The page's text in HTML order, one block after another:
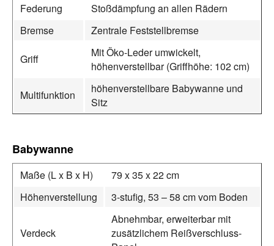
Federung
Stoßdämpfung an allen Rädern
Bremse
Zentrale Feststellbremse
Griff
Mit Öko-Leder umwickelt,
höhenverstellbar (Griffhöhe: 102 cm)
Multifunktion
höhenverstellbare Babywanne und
Sitz
Babywanne
Maße (L x B x H)
79 x 35 x 22 cm
Höhenverstellung
3-stufig, 53 – 58 cm vom Boden
Verdeck
Abnehmbar, erweiterbar mit
zusätzlichem Reißverschluss-